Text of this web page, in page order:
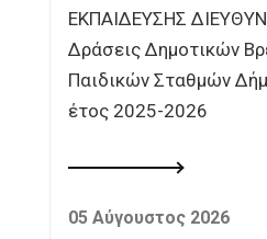
ΕΚΠΑΙΔΕΥΣΗΣ
Δράσεις Δημοτικών
Παιδικών Σταθμών
έτος 2025-2026
05 Αύγουστος 2026